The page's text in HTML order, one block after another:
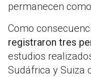
permanecen
Como
registraron tres
estudios
Sudáfrica y Suiza